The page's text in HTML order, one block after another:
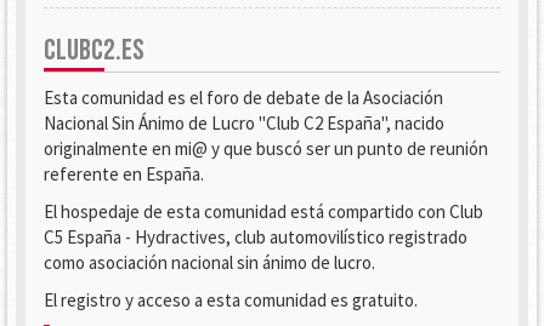
CLUBC2.ES
Esta comunidad es el foro de debate de la Asociación
Nacional Sin Ánimo de Lucro "Club C2 España", nacido
originalmente en mi@ y que buscó ser un punto de reunión
referente en España.
El hospedaje de esta comunidad está compartido con Club
C5 España - Hydractives, club automovilístico registrado
como asociación nacional sin ánimo de lucro.
El registro y acceso a esta comunidad es gratuito.